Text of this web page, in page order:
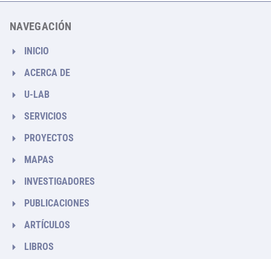
NAVEGACIÓN
INICIO
ACERCA DE
U-LAB
SERVICIOS
PROYECTOS
MAPAS
INVESTIGADORES
PUBLICACIONES
ARTÍCULOS
LIBROS